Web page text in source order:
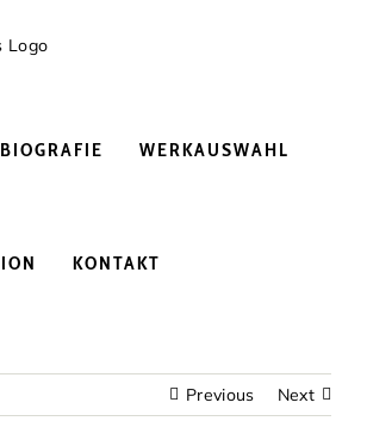
BIOGRAFIE WERKAUSWAHL
KONTAKT
Previous Next